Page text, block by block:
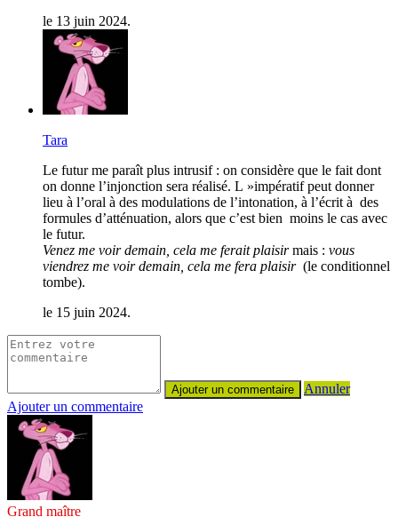
le 13 juin 2024.
Tara
Le futur me paraît plus intrusif : on considère que le fait dont
on donne l’injonction sera réalisé. L »impératif peut donner
lieu à l’oral à des modulations de l’intonation, à l’écrit à des
formules d’atténuation, alors que c’est bien moins le cas avec
le futur.
Venez me voir demain, cela me ferait plaisirmais : vous
viendrez me voir demain, cela me fera plaisir (le conditionnel
tombe).
le 15 juin 2024.
Annuler
Ajouter un commentaire
Grand maître